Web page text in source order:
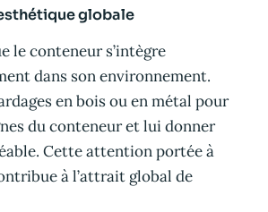
globale
le conteneur s’intègre
dans son environnement.
en bois ou en métal pour
du conteneur et lui donner
Cette attention portée à
à l’attrait global de